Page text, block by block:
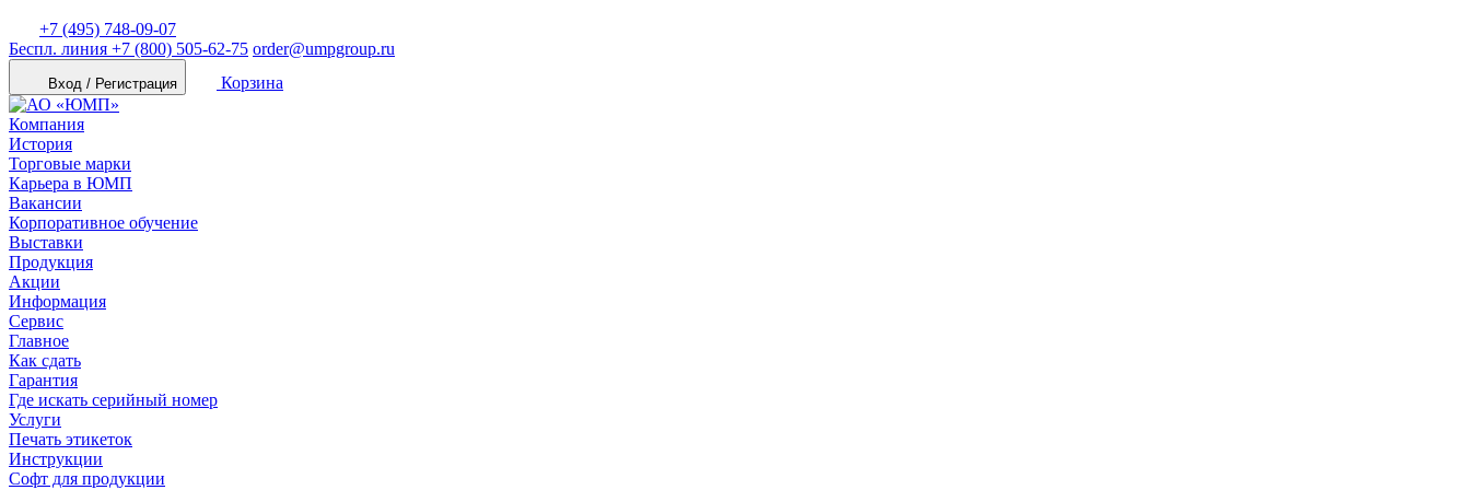
+7 (495) 748-09-07
Беспл. линия +7 (800) 505-62-75 order@umpgroup.ru
Вход / Регистрация Корзина
Компания
История
Торговые марки
Карьера в ЮМП
Вакансии
Корпоративное обучение
Выставки
Продукция
Акции
Информация
Сервис
Главное
Как сдать
Гарантия
Где искать серийный номер
Услуги
Печать этикеток
Инструкции
Софт для продукции